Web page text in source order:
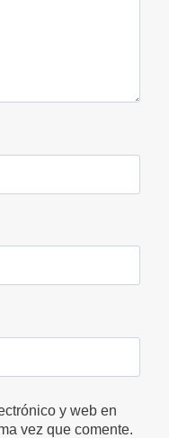
y web en
vez que comente.